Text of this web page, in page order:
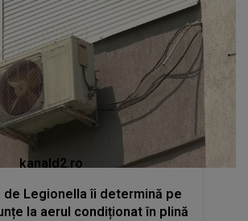
kanald2.ro
de Legionella îi determină pe
la aerul condiționat în plină